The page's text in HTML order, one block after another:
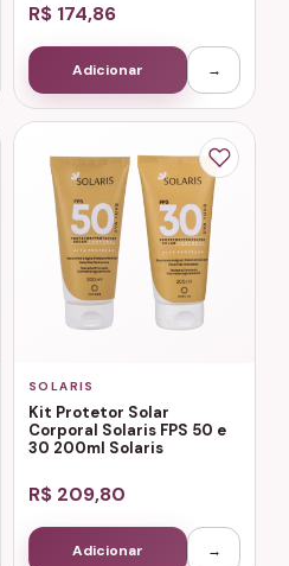
R$ 174,86
Adicionar →
SOLARIS
Kit Protetor Solar
Corporal Solaris FPS 50 e
30 200ml Solaris
R$ 209,80
Adicionar →